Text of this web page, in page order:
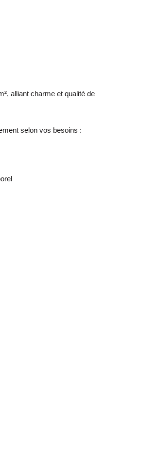
alliant charme et qualité de
selon vos besoins :